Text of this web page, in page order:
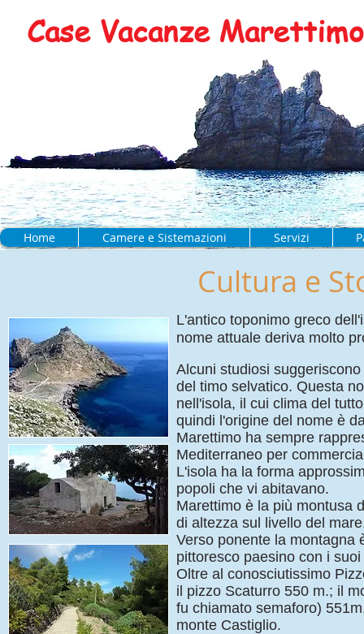
Home Camere e Sistemazioni Servizi
Case Vacanze
L'antico toponimo greco
nome attuale deriva molto
Alcuni studiosi
del timo selvatico. Questa
nell'isola, il cui clima del
quindi l'origine del nome è
Marettimo ha sempre
Mediterraneo per
L'isola ha la forma
popoli che vi abitavano.
Marettimo è la più montusa
di altezza sul livello del
Verso ponente la montagna
pittoresco paesino con i
Oltre al conosciutissimo
il pizzo Scaturro 550 m.; il
fu chiamato semaforo)
monte Castiglio.
Cultura e